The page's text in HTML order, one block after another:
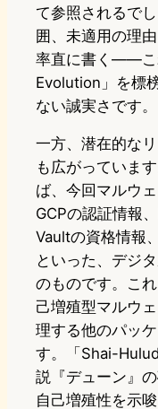
て参照されるで
囲、未適用の理
率直に書く——こ
Evolution」を標
ない誠実さです。
一方、潜在的な
も広がっていま
ば、今回マルウ
GCPの認証情報
Vaultの資格情報
といった、デジ
のものです。こ
己増殖型マルウ
理する他のパッ
す。「Shai-
説『デューン』
自己増殖性を示